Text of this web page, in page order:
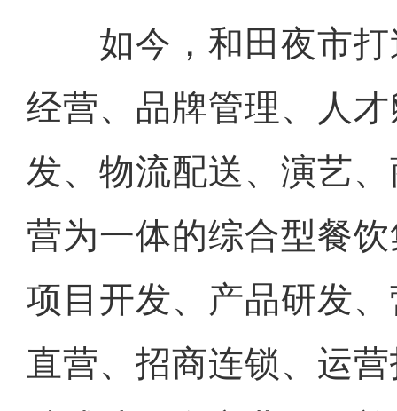
如今，和田夜市打
经营、品牌管理、人
发、物流配送、演艺
营为一体的综合型餐
项目开发、产品研发
直营、招商连锁、运